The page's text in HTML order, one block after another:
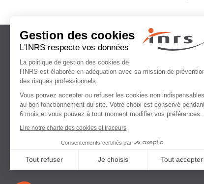
Institut national
de recherche et de sécurité
pour la prévention
des accidents du travail
et des maladies professionnelles